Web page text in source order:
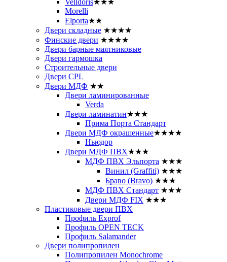
Morelli
Elporta★★
Двери складные ★★★★
Финские двери ★★★★
Двери барные маятниковые
Двери гармошка
Строительные двери
Двери CРL
Двери МДФ ★★
Двери ламинированные
Verda
Двери ламинатин★★★
Прима Порта Стандарт
Двери МДФ окрашенные★★★★
Ньюдор
Двери МДФ ПВХ★★★
МДФ ПВХ Эльпорта ★★★
Винил (Graffiti) ★★★
Браво (Bravo) ★★★
МДФ ПВХ Стандарт ★★★
Двери МДФ FIX ★★★
Пластиковые двери ПВХ
Профиль Exprof
Профиль OPEN TECK
Профиль Salamander
Двери полипропилен
Полипропилен Monochrome